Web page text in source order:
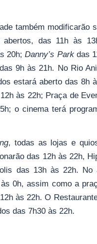
também modificarão
abertos, das 11h às
20h;Danny’s Parkdas
9h às 21h. No Rio
estará aberto das 8h
às 22h; Praça de
o cinema terá
, todas as lojas e
das 12h às 22h,
das 13h às 22h. No
0h, assim como a
às 22h. O
das 7h30 às 22h.